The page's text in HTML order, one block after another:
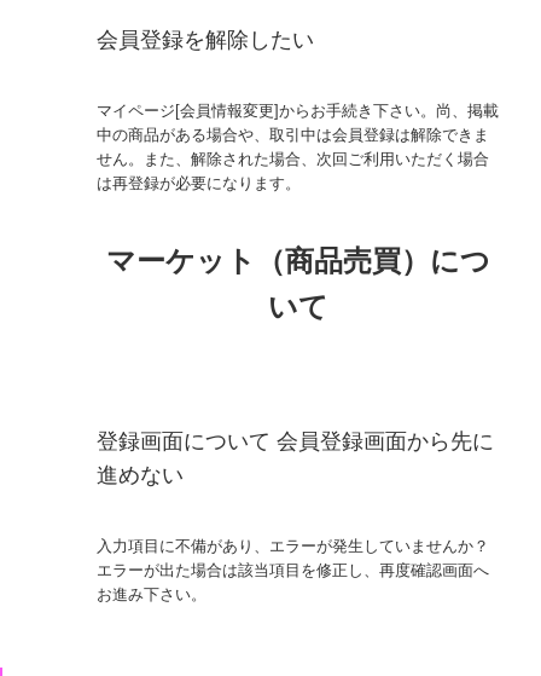
会員登録を解除したい
マイページ[会員情報変更]からお手続き下さい。尚、掲載
中の商品がある場合や、取引中は会員登録は解除できま
せん。また、解除された場合、次回ご利用いただく場合
は再登録が必要になります。
マーケット（商品売買）につ
いて
登録画面について 会員登録画面から先に
進めない
入力項目に不備があり、エラーが発生していませんか？
エラーが出た場合は該当項目を修正し、再度確認画面へ
お進み下さい。